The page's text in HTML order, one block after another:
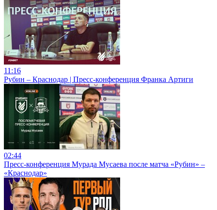
11:16
Рубин – Краснодар | Пресс-конференция Франка Артиги
02:44
Пресс-конференция Мурада Мусаева после матча «Рубин» –
«Краснодар»